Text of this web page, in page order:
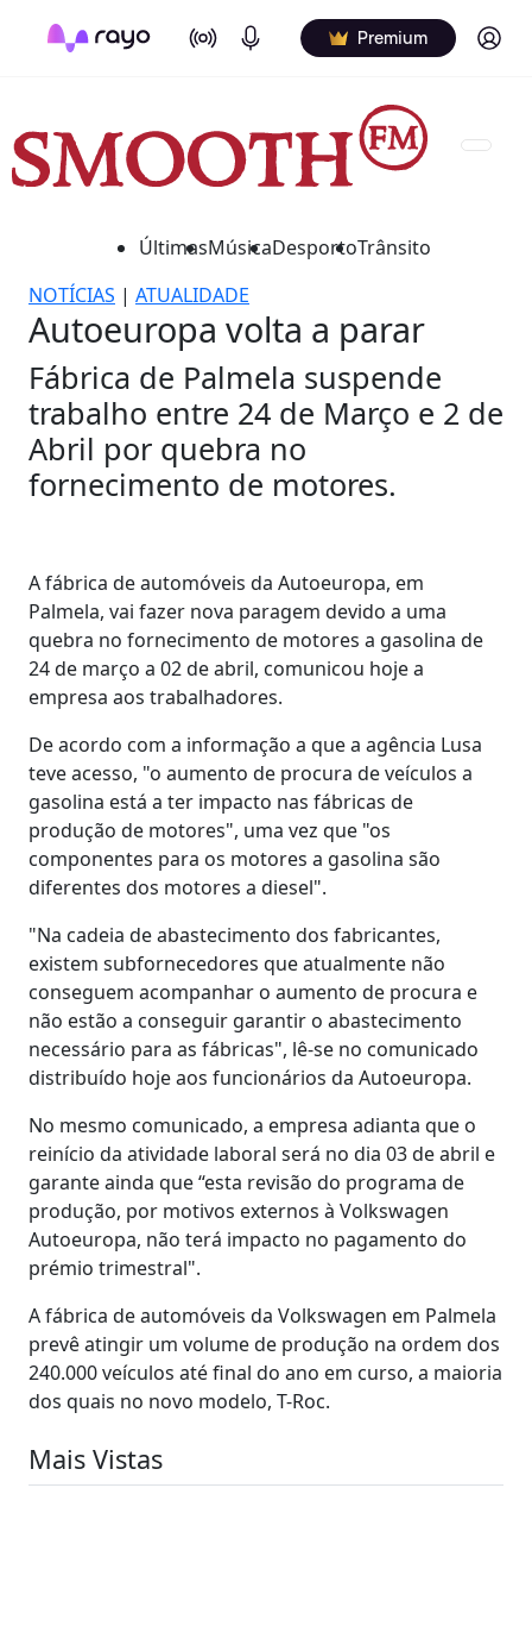
On Air Podcasts Premium Log in
ÚltimasMúsicaDesportoTrânsito
NOTÍCIAS | ATUALIDADE
Autoeuropa volta a parar
Fábrica de Palmela suspende
trabalho entre 24 de Março e 2 de
Abril por quebra no
fornecimento de motores.
A fábrica de automóveis da Autoeuropa, em
Palmela, vai fazer nova paragem devido a uma
quebra no fornecimento de motores a gasolina de
24 de março a 02 de abril, comunicou hoje a
empresa aos trabalhadores.
De acordo com a informação a que a agência Lusa
teve acesso, "o aumento de procura de veículos a
gasolina está a ter impacto nas fábricas de
produção de motores", uma vez que "os
componentes para os motores a gasolina são
diferentes dos motores a diesel".
"Na cadeia de abastecimento dos fabricantes,
existem subfornecedores que atualmente não
conseguem acompanhar o aumento de procura e
não estão a conseguir garantir o abastecimento
necessário para as fábricas", lê-se no comunicado
distribuído hoje aos funcionários da Autoeuropa.
No mesmo comunicado, a empresa adianta que o
reinício da atividade laboral será no dia 03 de abril e
garante ainda que “esta revisão do programa de
produção, por motivos externos à Volkswagen
Autoeuropa, não terá impacto no pagamento do
prémio trimestral".
A fábrica de automóveis da Volkswagen em Palmela
prevê atingir um volume de produção na ordem dos
240.000 veículos até final do ano em curso, a maioria
dos quais no novo modelo, T-Roc.
Mais Vistas